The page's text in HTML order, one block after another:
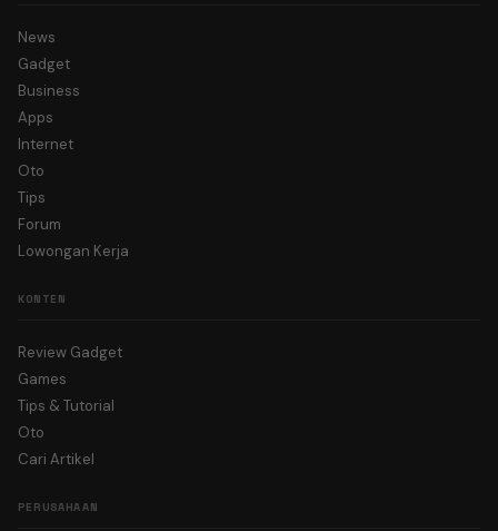
News
Gadget
Business
Apps
Internet
Oto
Tips
Forum
Lowongan Kerja
KONTEN
Review Gadget
Games
Tips & Tutorial
Oto
Cari Artikel
PERUSAHAAN